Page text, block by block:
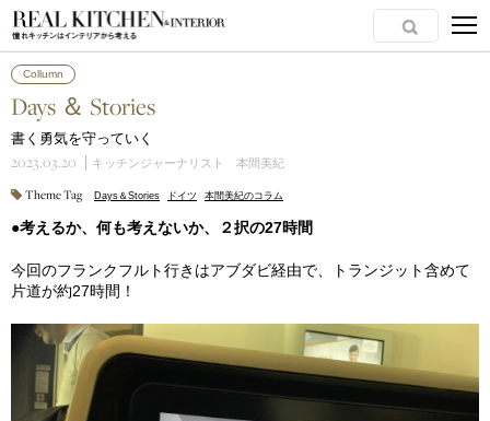
Collumn
Days ＆ Stories
書く勇気を守っていく
2023.03.20 キッチンジャーナリスト 本間美紀
Theme Tag Days＆Stories ドイツ 本間美紀のコラム
●考えるか、何も考えないか、２択の27時間
今回のフランクフルト行きはアブダビ経由で、トランジット含めて
片道が約27時間！